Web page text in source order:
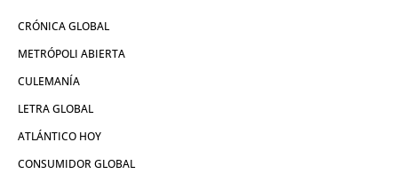
CRÓNICA GLOBAL
METRÓPOLI ABIERTA
CULEMANÍA
LETRA GLOBAL
ATLÁNTICO HOY
CONSUMIDOR GLOBAL